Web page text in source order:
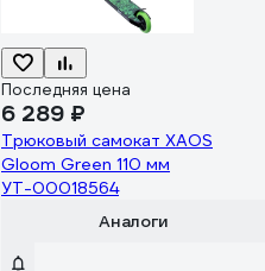
Последняя цена
6 289 ₽
Трюковый самокат XAOS
Gloom Green 110 мм
УТ-00018564
Аналоги